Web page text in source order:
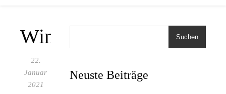
Winterkind
22.
Januar
2021
Suchen
Neuste Beiträge